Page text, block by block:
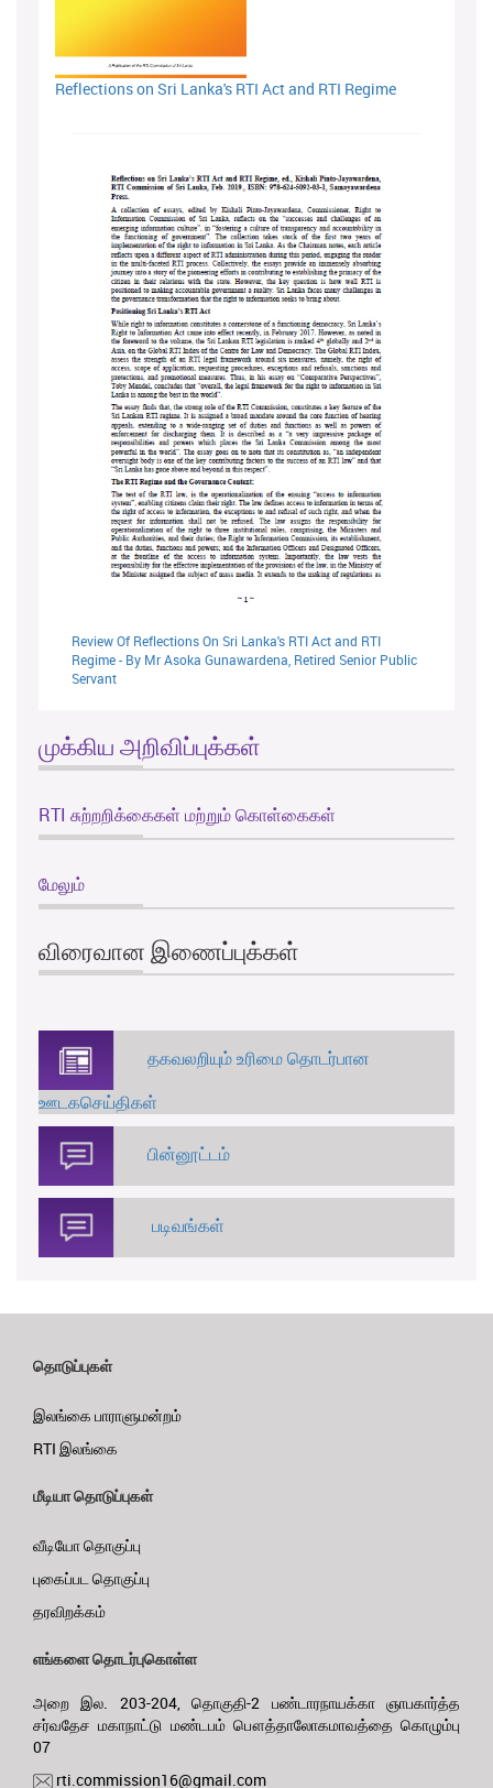
Reflections on Sri Lanka's RTI Act and RTI Regime
Review Of Reflections On Sri Lanka's RTI Act and RTI
Regime - By Mr Asoka Gunawardena, Retired Senior Public
Servant
முக்கிய அறிவிப்புக்கள்
RTI சுற்றறிக்கைகள் மற்றும் கொள்கைகள்
மேலும்
விரைவான இணைப்புக்கள்
தகவலறியும் உரிமை தொடர்பான
ஊடகசெய்திகள்
பின்னூட்டம்
படிவங்கள்
தொடுப்புகள்
இலங்கை பாராளுமன்றம்
RTI இலங்கை
மீடியா தொடுப்புகள்
வீடியோ தொகுப்பு
புகைப்பட தொகுப்பு
தரவிறக்கம்
எங்களை தொடர்புகொள்ள
அறை இல. 203-204, தொகுதி-2 பண்டாரநாயக்கா ஞாபகார்த்த
சர்வதேச மகாநாட்டு மண்டபம் பௌத்தாலோகமாவத்தை கொழும்பு
07
rti.commission16@gmail.com